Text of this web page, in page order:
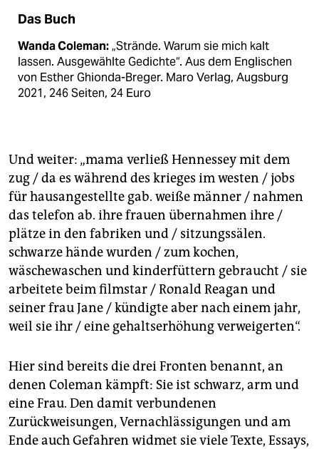
Das Buch
Wanda Coleman:„Strände. Warum sie mich kalt
lassen. Ausgewählte Gedichte“. Aus dem Englischen
von Esther Ghionda-Breger. Maro Verlag, Augsburg
2021, 246 Seiten, 24 Euro
Und weiter: „mama verließ Hennessey mit dem
zug / da es während des krieges im westen / jobs
für hausangestellte gab. weiße männer / nahmen
das telefon ab. ihre frauen übernahmen ihre /
plätze in den fabriken und / sitzungssälen.
schwarze hände wurden / zum kochen,
wäschewaschen und kinderfüttern gebraucht / sie
arbeitete beim filmstar / Ronald Reagan und
seiner frau Jane / kündigte aber nach einem jahr,
weil sie ihr / eine gehaltserhöhung verweigerten“.
Hier sind bereits die drei Fronten benannt, an
denen Coleman kämpft: Sie ist schwarz, arm und
eine Frau. Den damit verbundenen
Zurückweisungen, Vernachlässigungen und am
Ende auch Gefahren widmet sie viele Texte, Essays,